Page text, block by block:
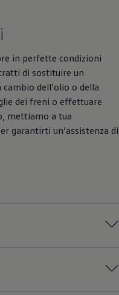
in perfette condizioni
di sostituire un
dell’olio o della
dei freni o effettuare
mettiamo a tua
garantirti un’assistenza di